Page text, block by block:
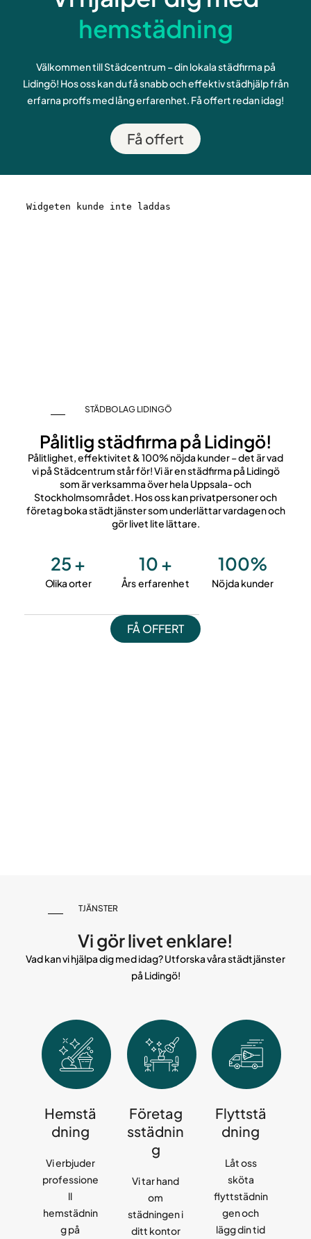
hemstädning
Välkommen till Städcentrum – din lokala städfirma på
Lidingö! Hos oss kan du få snabb och effektiv städhjälp från
erfarna proffs med lång erfarenhet. Få offert redan idag!
Få offert
STÄDBOLAG LIDINGÖ
Pålitlig städfirma på Lidingö!
Pålitlighet, effektivitet & 100% nöjda kunder – det är vad
vi på Städcentrum står för! Vi är en städfirma på Lidingö
som är verksamma över hela Uppsala- och
Stockholmsområdet. Hos oss kan privatpersoner och
företag boka städtjänster som underlättar vardagen och
gör livet lite lättare.
25 +
Olika orter
10 +
Års erfarenhet
100%
Nöjda kunder
FÅ OFFERT
TJÄNSTER
Vi gör livet enklare!
Vad kan vi hjälpa dig med idag? Utforska våra städtjänster
på Lidingö!
Hemstä
dning
Vi erbjuder
professione
ll
hemstädnin
g på
Företag
sstädnin
g
Vi tar hand
om
städningen i
ditt kontor
Flyttstä
dning
Låt oss
sköta
flyttstädnin
gen och
lägg din tid